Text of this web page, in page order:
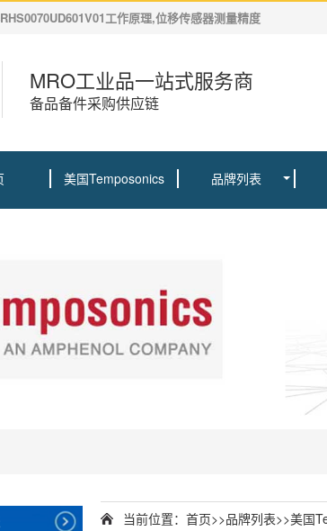
工作原理,位移传感器测量精度
MRO工业品一站式服务商
备品备件采购供应链
美国Temposonics 品牌列表
当前位置： 首页>>品牌列表>>美国